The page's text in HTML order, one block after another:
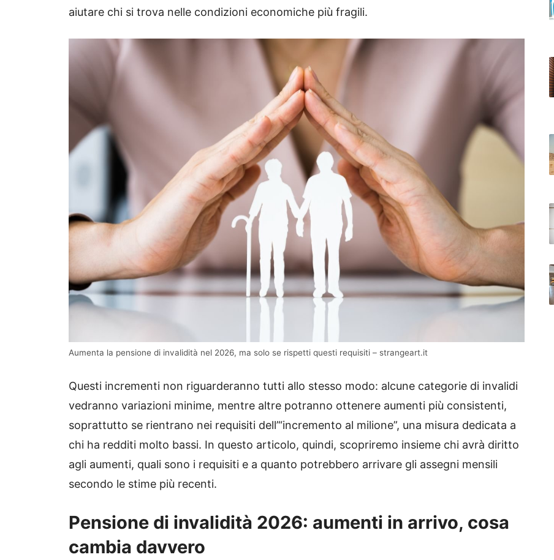
aiutare chi si trova nelle condizioni economiche più fragili.
Aumenta la pensione di invalidità nel 2026, ma solo se rispetti questi requisiti – strangeart.it
Questi incrementi non riguarderanno tutti allo stesso modo: alcune categorie di invalidi
vedranno variazioni minime, mentre altre potranno ottenere aumenti più consistenti,
soprattutto se rientrano nei requisiti dell’“incremento al milione”, una misura dedicata a
chi ha redditi molto bassi. In questo articolo, quindi, scopriremo insieme chi avrà diritto
agli aumenti, quali sono i requisiti e a quanto potrebbero arrivare gli assegni mensili
secondo le stime più recenti.
Pensione di invalidità 2026: aumenti in arrivo, cosa
cambia davvero